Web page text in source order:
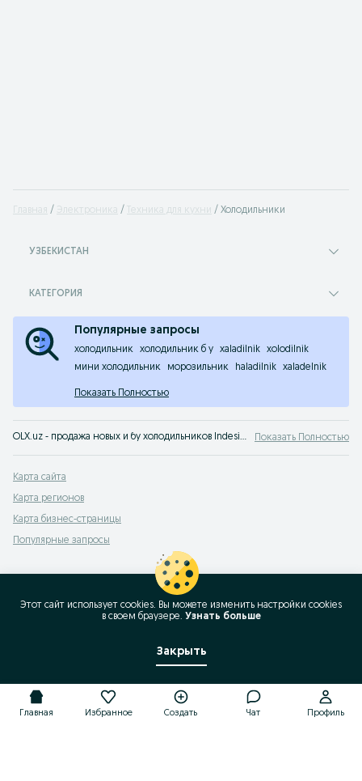
Главная Электроника Техника для кухни Холодильники
УЗБЕКИСТАН
КАТЕГОРИЯ
Популярные запросы
холодильник холодильник б у xaladilnik
xolodilnik
мини холодильник
морозильник haladilnik xaladelnik
Показать Полностью
OLX.uz - продажа новых и бу холодильников Indesit. Большой выбор и низкие цены на сервисе объявлений OLX.uz Узбекистан. У нас можно быстро и выгодно купить холодильники Indesit! Показать Полностью
Карта сайта
Карта регионов
Карта бизнес-страницы
Популярные запросы
Главная Избранное Создать Чат Профиль
Этот сайт использует cookies. Вы можете изменить настройки cookies
в своeм браузере. Узнать больше
Закрыть